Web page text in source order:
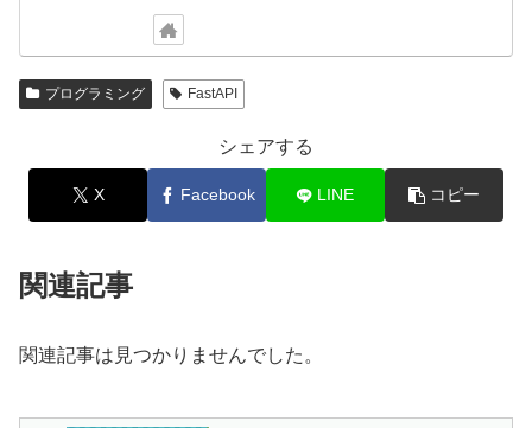
プログラミング FastAPI
シェアする
X Facebook LINE コピー
関連記事
関連記事は見つかりませんでした。